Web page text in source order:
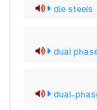
die steels
dual
dual-